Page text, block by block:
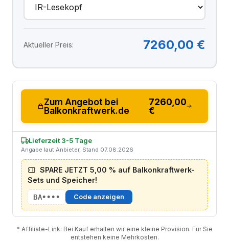
Aktueller Preis: 7260,00 €
Zum Angebot bei
Balkonkraftwerk.de
7260,00
€
Lieferzeit 3-5 Tage
Angabe laut Anbieter, Stand 07.08.2026
SPARE JETZT 5,00 % auf Balkonkraftwerk-
Sets und Speicher!
BA•••• Code anzeigen
* Affiliate-Link: Bei Kauf erhalten wir eine kleine Provision. Für Sie
entstehen keine Mehrkosten.